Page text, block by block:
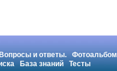
Вопросы и ответы. Фотоальбом
База знаний Тесты